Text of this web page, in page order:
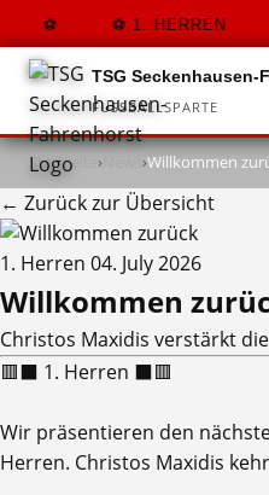
1. HERREN
TSG Seckenhausen-
FUSSBALLSPARTE
Startseite › ›Willkommen
← Zurück zur Übersicht
1. Herren 04. July 2026
Willkommen
Christos Maxidis verstärkt
🟥⬛ 1. Herren ⬛🟥
Wir präsentieren den
Herren. Christos Maxidis